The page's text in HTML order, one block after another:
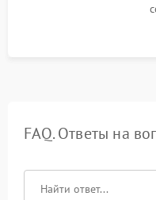
FAQ. Ответы на